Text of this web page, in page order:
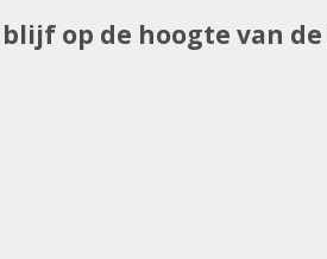
op de hoogte van